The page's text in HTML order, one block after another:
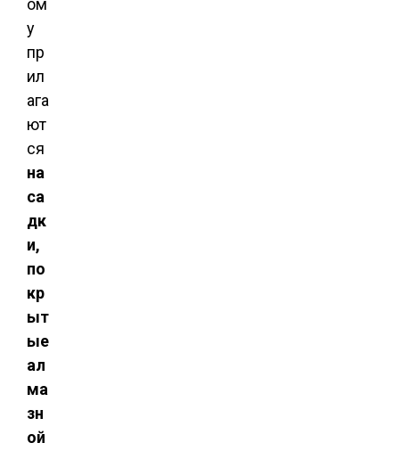
ом
у
пр
ил
ага
ют
ся
на
са
дк
и,
по
кр
ыт
ые
ал
ма
зн
ой